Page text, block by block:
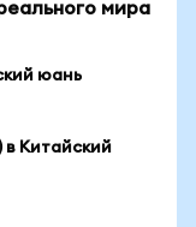
мира
юань
в Китайский